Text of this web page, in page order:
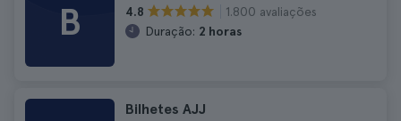
B 4.8
1.800 avaliações
Duração: 2 horas
Bilhetes AJJ